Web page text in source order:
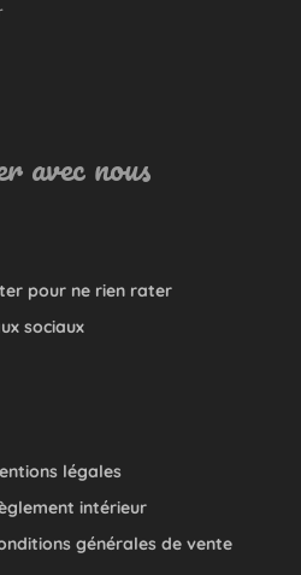
avec nous
pour ne rien rater
sociaux
légales
intérieur
générales de vente